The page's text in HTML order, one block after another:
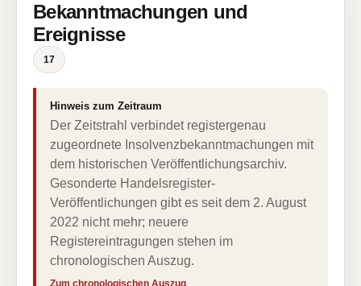
Bekanntmachungen und
Ereignisse
17
Hinweis zum Zeitraum
Der Zeitstrahl verbindet registergenau
zugeordnete Insolvenzbekanntmachungen mit
dem historischen Veröffentlichungsarchiv.
Gesonderte Handelsregister-
Veröffentlichungen gibt es seit dem 2. August
2022 nicht mehr; neuere
Registereintragungen stehen im
chronologischen Auszug.
Zum chronologischen Auszug